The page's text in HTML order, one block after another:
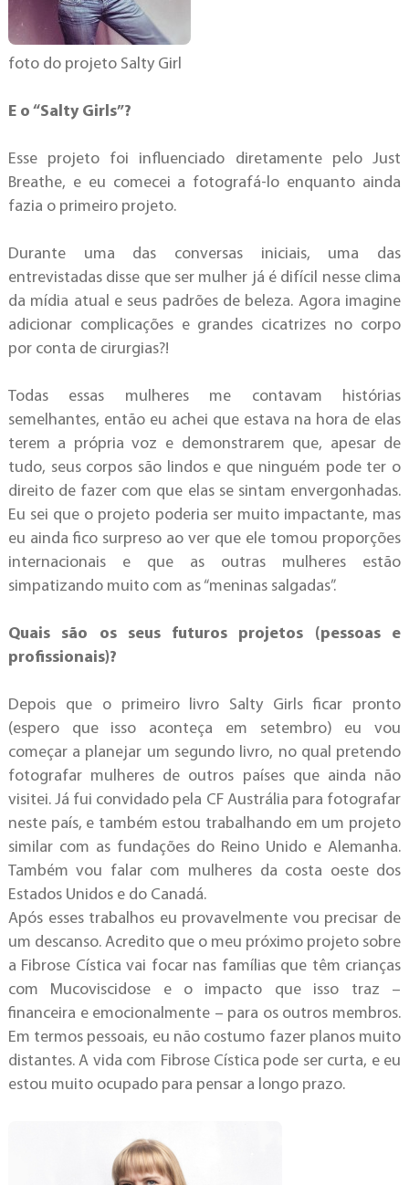
foto do projeto Salty Girl
E o “Salty Girls”?
Esse projeto foi influenciado diretamente pelo Just
Breathe, e eu comecei a fotografá-lo enquanto ainda
fazia o primeiro projeto.
Durante uma das conversas iniciais, uma das
entrevistadas disse que ser mulher já é difícil nesse clima
da mídia atual e seus padrões de beleza. Agora imagine
adicionar complicações e grandes cicatrizes no corpo
por conta de cirurgias?!
Todas essas mulheres me contavam histórias
semelhantes, então eu achei que estava na hora de elas
terem a própria voz e demonstrarem que, apesar de
tudo, seus corpos são lindos e que ninguém pode ter o
direito de fazer com que elas se sintam envergonhadas.
Eu sei que o projeto poderia ser muito impactante, mas
eu ainda fico surpreso ao ver que ele tomou proporções
internacionais e que as outras mulheres estão
simpatizando muito com as “meninas salgadas”.
Quais são os seus futuros projetos (pessoas e
profissionais)?
Depois que o primeiro livro Salty Girls ficar pronto
(espero que isso aconteça em setembro) eu vou
começar a planejar um segundo livro, no qual pretendo
fotografar mulheres de outros países que ainda não
visitei. Já fui convidado pela CF Austrália para fotografar
neste país, e também estou trabalhando em um projeto
similar com as fundações do Reino Unido e Alemanha.
Também vou falar com mulheres da costa oeste dos
Estados Unidos e do Canadá.
Após esses trabalhos eu provavelmente vou precisar de
um descanso. Acredito que o meu próximo projeto sobre
a Fibrose Cística vai focar nas famílias que têm crianças
com Mucoviscidose e o impacto que isso traz –
financeira e emocionalmente – para os outros membros.
Em termos pessoais, eu não costumo fazer planos muito
distantes. A vida com Fibrose Cística pode ser curta, e eu
estou muito ocupado para pensar a longo prazo.